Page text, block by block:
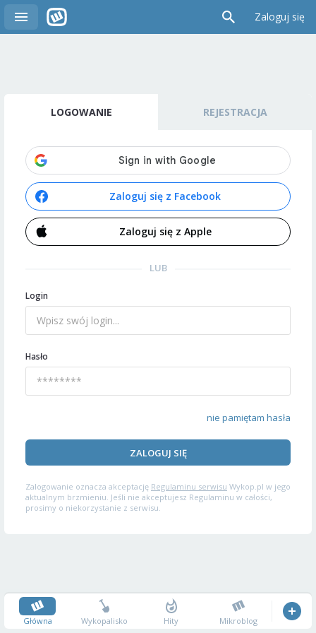
Zaloguj się
LOGOWANIE REJESTRACJA
Zaloguj się z Facebook
Zaloguj się z Apple
LUB
Login
Hasło
nie pamiętam hasła
ZALOGUJ SIĘ
Zalogowanie oznacza akceptację Regulaminu serwisu Wykop.pl w jego
aktualnym brzmieniu. Jeśli nie akceptujesz Regulaminu w całości,
prosimy o niekorzystanie z serwisu.
Główna Wykopalisko Hity Mikroblog